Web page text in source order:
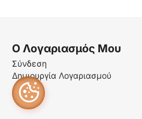
Ο Λογαριασμός Μου
Σύνδεση
Δημιουργία Λογαριασμού